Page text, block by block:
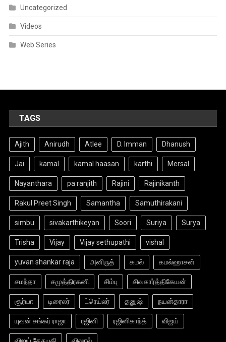
Uncategorized
Videos
Web Series
TAGS
Ajith Anirudh Atlee D. Imman Dhanush
Jai kamal kamal haasan karthi Mersal
Nayanthara pa ranjith Rajini Rajinikanth
Rakul Preet Singh Samantha Samuthirakani
simbu sivakarthikeyan Soori Suriya Surya
Trisha Vijay Vijay sethupathi vishal
yuvan shankar raja அனிருத் கமல் கமல்ஹாசன்
சமந்தா சமுத்திரகனி சிம்பு சிவகார்த்திகேயன்
சூர்யா டிரைலர் ட்ரெய்லர் தனுஷ் நயன்தாரா
யுவன் சங்கர் ராஜா ரஜினி ரஜினிகாந்த் விஜய்